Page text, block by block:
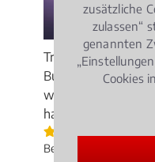
Trunkenheit am
Bußgeld und dem
weitere
haben.
Bewertungen)
zusätzliche
zulassen“
genannten
Cookies